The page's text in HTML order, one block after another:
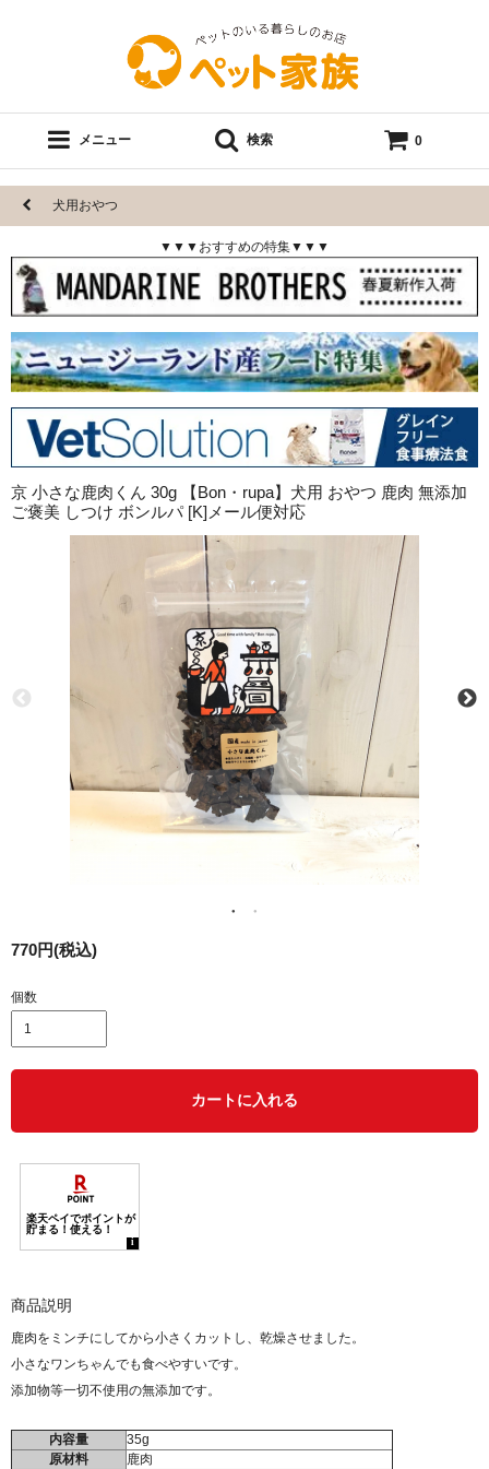
メニュー 検索 0
犬用おやつ
▼▼▼おすすめの特集▼▼▼
京 小さな鹿肉くん 30g 【Bon・rupa】犬用 おやつ 鹿肉 無添加
ご褒美 しつけ ボンルパ [K]メール便対応
770円(税込)
個数
カートに入れる
商品説明
鹿肉をミンチにしてから小さくカットし、乾燥させました。
小さなワンちゃんでも食べやすいです。
添加物等一切不使用の無添加です。
内容量
35g
原材料
鹿肉